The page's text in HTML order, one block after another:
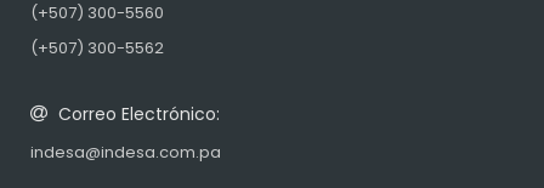
(+507) 300-5560
(+507) 300-5562
Correo Electrónico:
indesa@indesa.com.pa